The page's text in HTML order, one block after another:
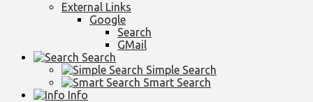
External Links
Google
Search
GMail
Search
Simple Search
Smart Search
Info